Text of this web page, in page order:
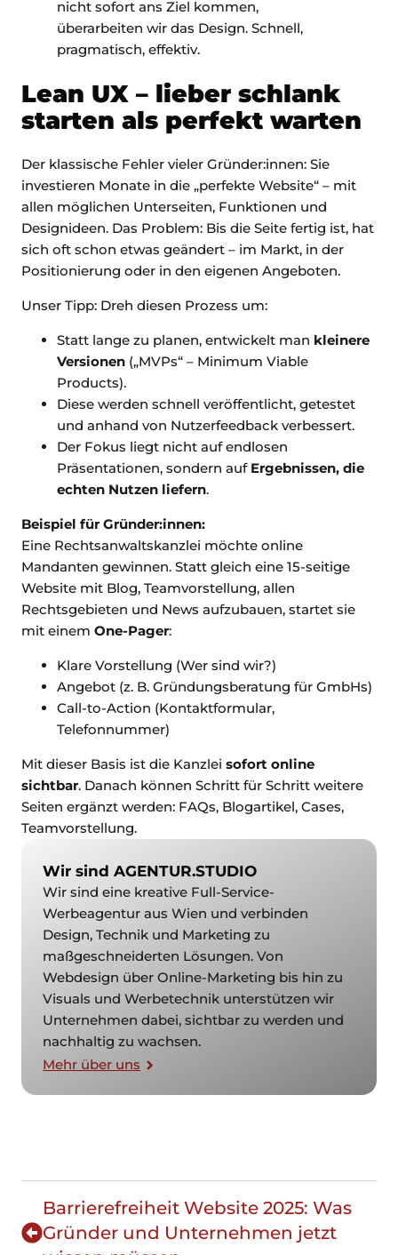
nicht sofort ans Ziel kommen,
überarbeiten wir das Design. Schnell,
pragmatisch, effektiv.
Lean UX – lieber schlank
starten als perfekt warten
Der klassische Fehler vieler Gründer:innen: Sie
investieren Monate in die „perfekte Website“ – mit
allen möglichen Unterseiten, Funktionen und
Designideen. Das Problem: Bis die Seite fertig ist, hat
sich oft schon etwas geändert – im Markt, in der
Positionierung oder in den eigenen Angeboten.
Unser Tipp: Dreh diesen Prozess um:
Statt lange zu planen, entwickelt man kleinere
Versionen („MVPs“ – Minimum Viable
Products).
Diese werden schnell veröffentlicht, getestet
und anhand von Nutzerfeedback verbessert.
Der Fokus liegt nicht auf endlosen
Präsentationen, sondern auf Ergebnissen, die
echten Nutzen liefern.
Beispiel für Gründer:innen:
Eine Rechtsanwaltskanzlei möchte online
Mandanten gewinnen. Statt gleich eine 15-seitige
Website mit Blog, Teamvorstellung, allen
Rechtsgebieten und News aufzubauen, startet sie
mit einem One-Pager:
Klare Vorstellung (Wer sind wir?)
Angebot (z. B. Gründungsberatung für GmbHs)
Call-to-Action (Kontaktformular,
Telefonnummer)
Mit dieser Basis ist die Kanzlei sofort online
sichtbar. Danach können Schritt für Schritt weitere
Seiten ergänzt werden: FAQs, Blogartikel, Cases,
Teamvorstellung.
Wir sind AGENTUR.­STUDIO
Wir sind eine kreative Full-Service-
Werbeagentur aus Wien und verbinden
Design, Technik und Marketing zu
maßgeschneiderten Lösungen. Von
Webdesign über Online-Marketing bis hin zu
Visuals und Werbetechnik unterstützen wir
Unternehmen dabei, sichtbar zu werden und
nachhaltig zu wachsen.
Mehr über uns
Barrierefreiheit Website 2025: Was
Gründer und Unternehmen jetzt